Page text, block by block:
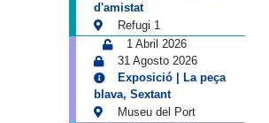
d'amistat
Refugi 1
1 Abril 2026
31 Agosto 2026
Exposició | La peça
blava, Sextant
Museu del Port